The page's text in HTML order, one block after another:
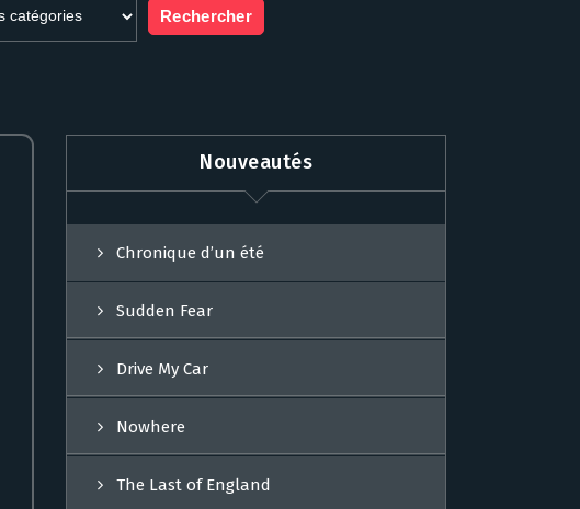
Nouveautés
Chronique d’un été
Sudden Fear
Drive My Car
Nowhere
The Last of England